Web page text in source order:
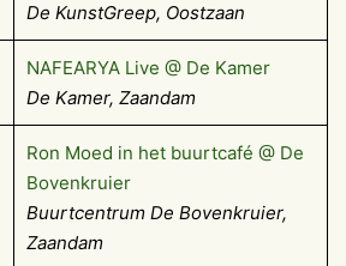
De KunstGreep, Oostzaan
NAFEARYA Live @ De Kamer
De Kamer, Zaandam
Ron Moed in het buurtcafé @ De
Bovenkruier
Buurtcentrum De Bovenkruier,
Zaandam